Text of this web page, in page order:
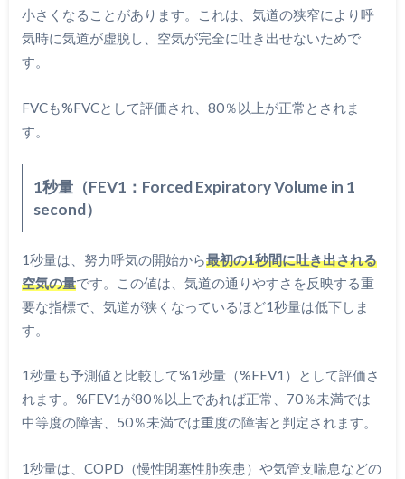
小さくなることがあります。これは、気道の狭窄により呼
気時に気道が虚脱し、空気が完全に吐き出せないためで
す。
FVCも%FVCとして評価され、80％以上が正常とされま
す。
1秒量（FEV1：Forced Expiratory Volume in 1
second）
1秒量は、努力呼気の開始から最初の1秒間に吐き出される
空気の量です。この値は、気道の通りやすさを反映する重
要な指標で、気道が狭くなっているほど1秒量は低下しま
す。
1秒量も予測値と比較して%1秒量（%FEV1）として評価さ
れます。%FEV1が80％以上であれば正常、70％未満では
中等度の障害、50％未満では重度の障害と判定されます。
1秒量は、COPD（慢性閉塞性肺疾患）や気管支喘息などの